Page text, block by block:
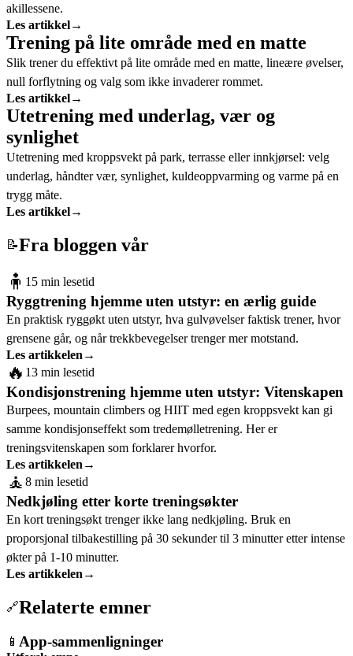
akillessene.
Les artikkel→
Trening på lite område med en matte
Slik trener du effektivt på lite område med en matte, lineære øvelser,
null forflytning og valg som ikke invaderer rommet.
Les artikkel→
Utetrening med underlag, vær og
synlighet
Utetrening med kroppsvekt på park, terrasse eller innkjørsel: velg
underlag, håndter vær, synlighet, kuldeoppvarming og varme på en
trygg måte.
Les artikkel→
📝Fra bloggen vår
🧍 15 min lesetid
Ryggtrening hjemme uten utstyr: en ærlig guide
En praktisk ryggøkt uten utstyr, hva gulvøvelser faktisk trener, hvor
grensene går, og når trekkbevegelser trenger mer motstand.
Les artikkelen →
🔥 13 min lesetid
Kondisjonstrening hjemme uten utstyr: Vitenskapen
Burpees, mountain climbers og HIIT med egen kroppsvekt kan gi
samme kondisjonseffekt som tredemølletrening. Her er
treningsvitenskapen som forklarer hvorfor.
Les artikkelen →
🧘 8 min lesetid
Nedkjøling etter korte treningsøkter
En kort treningsøkt trenger ikke lang nedkjøling. Bruk en
proporsjonal tilbakestilling på 30 sekunder til 3 minutter etter intense
økter på 1-10 minutter.
Les artikkelen →
🔗Relaterte emner
📱 App-sammenligninger